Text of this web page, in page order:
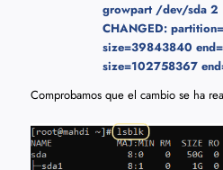
growpart /dev/sda 2
CHANGED:
size=39843840
size=102758367
Comprobamos que el cambio se ha